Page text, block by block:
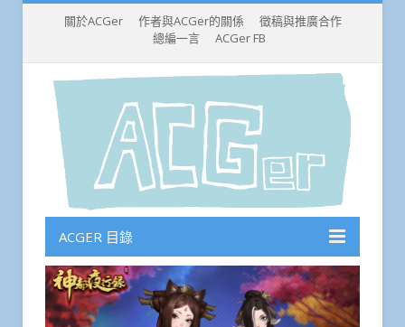
關於ACGer 作者與ACGer的關係
徵稿與推廣合作
總編一言
ACGer FB
ACGER 目錄